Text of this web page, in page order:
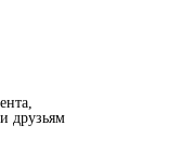
друзьям